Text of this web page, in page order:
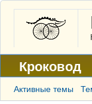
Кроковод
Форум
Активные темы